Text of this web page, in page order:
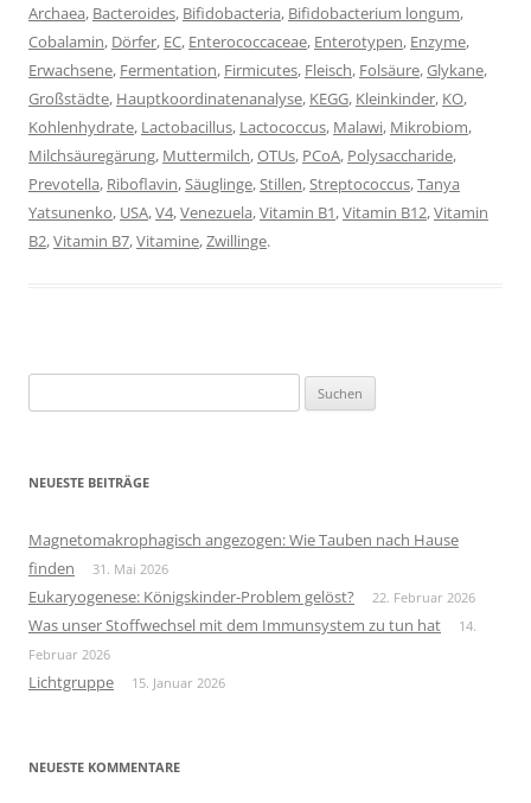
Archaea, Bacteroides, Bifidobacteria, Bifidobacterium longum,
Cobalamin, Dörfer, EC, Enterococcaceae, Enterotypen, Enzyme,
Erwachsene, Fermentation, Firmicutes, Fleisch, Folsäure,Glykane,
Großstädte, Hauptkoordinatenanalyse, KEGG, Kleinkinder, KO,
Kohlenhydrate, Lactobacillus, Lactococcus, Malawi, Mikrobiom,
Milchsäuregärung, Muttermilch,OTUs, PCoA, Polysaccharide,
Prevotella, Riboflavin,Säuglinge,Stillen,Streptococcus,Tanya
Yatsunenko, USA,V4,Venezuela,Vitamin B1,Vitamin B12,Vitamin
B2,Vitamin B7,Vitamine,Zwillinge.
nach:
NEUESTE BEITRÄGE
Magnetomakrophagisch angezogen: Wie Tauben nach Hause
finden
31. Mai 2026
Eukaryogenese: Königskinder-Problem gelöst? 22. Februar 2026
Was unser Stoffwechsel mit dem Immunsystem zu tun hat
14.
Februar 2026
Lichtgruppe 15. Januar 2026
NEUESTE KOMMENTARE